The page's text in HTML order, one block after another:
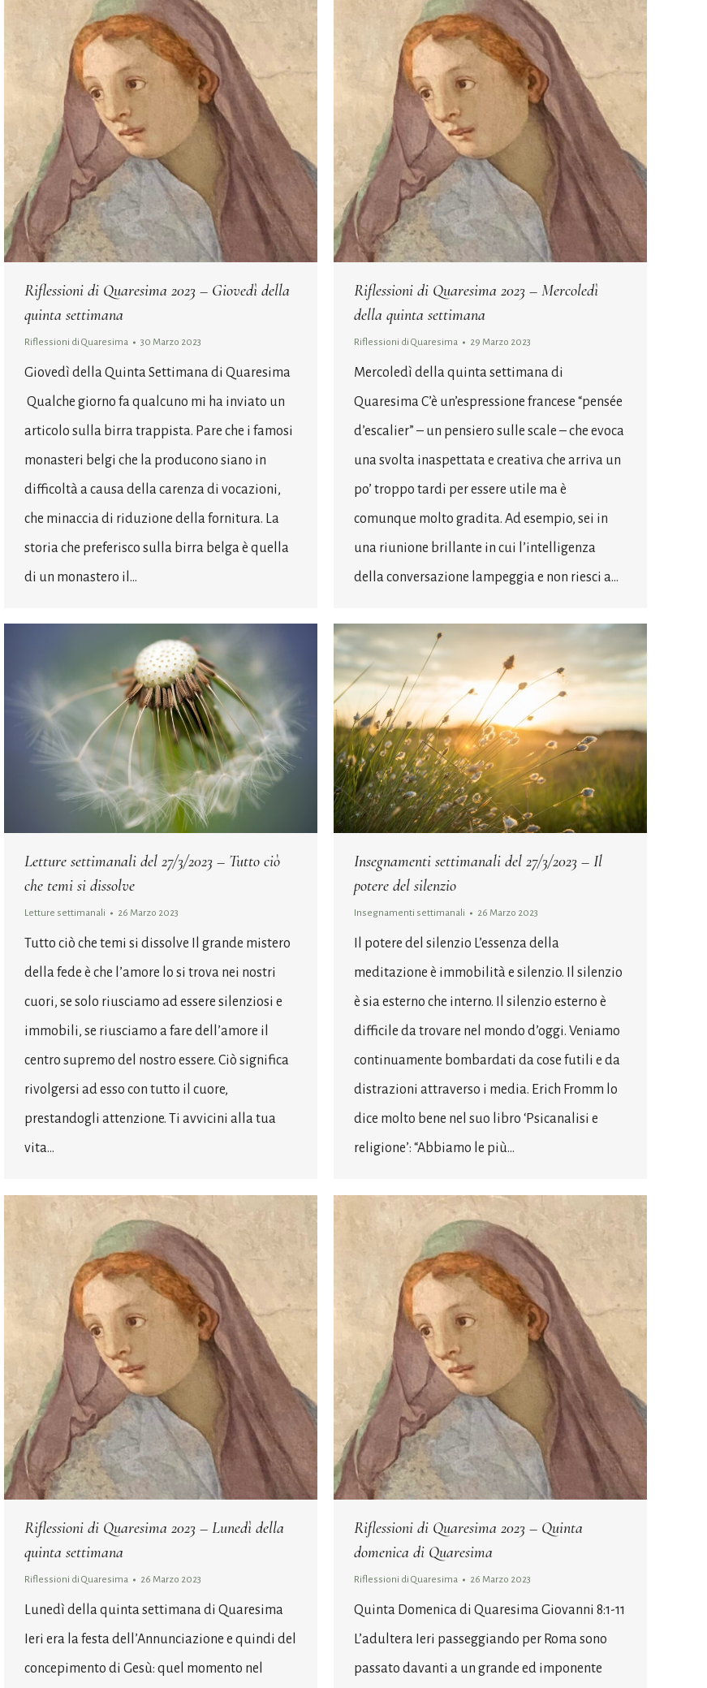
Riflessioni di Quaresima 2023 – Giovedì della
quinta settimana
Riflessioni di Quaresima 30 Marzo 2023
Giovedì della Quinta Settimana di Quaresima
Qualche giorno fa qualcuno mi ha inviato un
articolo sulla birra trappista. Pare che i famosi
monasteri belgi che la producono siano in
difficoltà a causa della carenza di vocazioni,
che minaccia di riduzione della fornitura. La
storia che preferisco sulla birra belga è quella
di un monastero il…
Riflessioni di Quaresima 2023 – Mercoledì
della quinta settimana
Riflessioni di Quaresima 29 Marzo 2023
Mercoledì della quinta settimana di
Quaresima C’è un’espressione francese “pensée
d’escalier” – un pensiero sulle scale – che evoca
una svolta inaspettata e creativa che arriva un
po’ troppo tardi per essere utile ma è
comunque molto gradita. Ad esempio, sei in
una riunione brillante in cui l’intelligenza
della conversazione lampeggia e non riesci a…
Letture settimanali del 27/3/2023 – Tutto ciò
che temi si dissolve
Letture settimanali 26 Marzo 2023
Tutto ciò che temi si dissolve Il grande mistero
della fede è che l’amore lo si trova nei nostri
cuori, se solo riusciamo ad essere silenziosi e
immobili, se riusciamo a fare dell’amore il
centro supremo del nostro essere. Ciò significa
rivolgersi ad esso con tutto il cuore,
prestandogli attenzione. Ti avvicini alla tua
vita…
Insegnamenti settimanali del 27/3/2023 – Il
potere del silenzio
Insegnamenti settimanali 26 Marzo 2023
Il potere del silenzio L’essenza della
meditazione è immobilità e silenzio. Il silenzio
è sia esterno che interno. Il silenzio esterno è
difficile da trovare nel mondo d’oggi. Veniamo
continuamente bombardati da cose futili e da
distrazioni attraverso i media. Erich Fromm lo
dice molto bene nel suo libro ‘Psicanalisi e
religione’: “Abbiamo le più…
Riflessioni di Quaresima 2023 – Lunedì della
quinta settimana
Riflessioni di Quaresima 26 Marzo 2023
Lunedì della quinta settimana di Quaresima
Ieri era la festa dell’Annunciazione e quindi del
concepimento di Gesù: quel momento nel
Riflessioni di Quaresima 2023 – Quinta
domenica di Quaresima
Riflessioni di Quaresima 26 Marzo 2023
Quinta Domenica di Quaresima Giovanni 8:1-11
L’adultera Ieri passeggiando per Roma sono
passato davanti a un grande ed imponente